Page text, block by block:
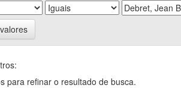
para refinar o resultado de busca.